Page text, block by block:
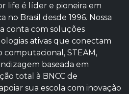
life é líder e pioneira em
no Brasil desde 1996. Nossa
conta com soluções
ativas que conectam
STEAM,
baseada em
total à BNCC de
sua escola com inovação